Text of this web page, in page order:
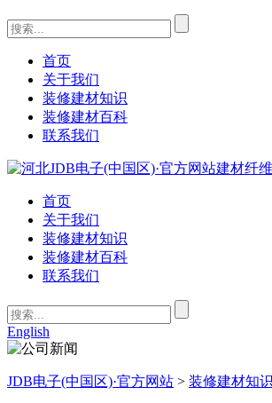
首页
关于我们
装修建材知识
装修建材百科
联系我们
首页
关于我们
装修建材知识
装修建材百科
联系我们
English
JDB电子(中国区)·官方网站 > 装修建材知识